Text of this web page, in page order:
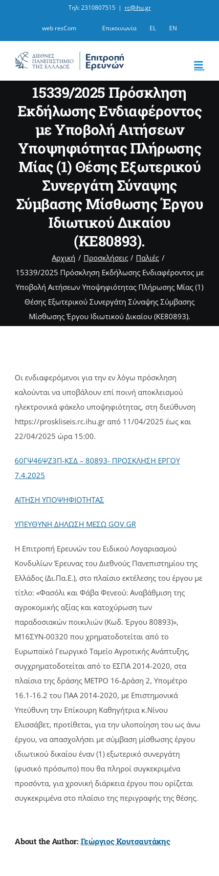
Τηλ: 2310807515 | rc@ihu.gr
web resCom Επικοινωνία EL EN
15339/2025 Πρόσκληση
Εκδήλωσης Ενδιαφέροντος
με Υποβολή Αιτήσεων
Υποψηφιότητας Πλήρωσης
Μίας (1) Θέσης Εξωτερικού
Συνεργάτη Σύναψης
Σύμβασης Μίσθωσης Έργου
Ιδιωτικού Δικαίου
(ΚΕ80893).
Αρχική Προσκλήσεις
Παλιές
15339/2025 Πρόσκληση Εκδήλωσης Ενδιαφέροντος με
Υποβολή Αιτήσεων Υποψηφιότητας Πλήρωσης Μίας (1)
Θέσης Εξωτερικού Συνεργάτη Σύναψης Σύμβασης
Μίσθωσης Έργου Ιδιωτικού Δικαίου (ΚΕ80893).
Οι ενδιαφερόμενοι για την εν λόγω πρόσκληση
καλούνται να υποβάλουν επί ποινή αποκλεισμού
ηλεκτρονικά φάκελο υποψηφιότητας, στη διεύθυνση
https://proskliseis.rc.ihu.gr από 11/04/2025 έως και
22/04/2025 ώρα 15:00.
60ΓΨ46ΨΖ3Π-ΚΣΔ – 80893- ΠΡΟΣΚΛΗΣΗ ΕΡΓΟΥ
7.4.2025
ΑΙΤΗΣΗ ΥΠΟΨΗΦΙΟΤΗΤΑΣ
ΥΠΕΥΘΥΝΗ ΔΗΛΩΣΗ MΕΣΩ GOV.GR
Η Επιτροπή Ερευνών του Ειδικού Λογαριασμού
Κονδυλίων Έρευνας του Διεθνούς Πανεπιστημίου της
Ελλάδος (Δι.Πα.Ε.), στο πλαίσιο εκτέλεσης του έργου με
τίτλο: «Φασόλι και Φάβα Φενεού: Αναβάθμιση της
αγροκομικής αξίας και κατοχύρωση των
παραδοσιακών ποικιλιών (Κωδ. Έργου 80893)»,
Μ16ΣΥΝ-00320 που χρηματοδοτείται από το
Ευρωπαϊκό Γεωργικό Ταμείο Αγροτικής Ανάπτυξης,
συγχρηματοδοτείται από το ΕΣΠΑ 2014-2020, στα
πλαίσια της δράσης ΜΕΤΡΟ 16-Δράση 2, Υπομέτρο
16.1-16.2 του ΠΑΑ 2014-2020, με Επιστημονικά
Υπεύθυνη την Επίκουρη Καθηγήτρια κ.Νίνου
Ελισσάβετ, προτίθεται, για την υλοποίηση του ως άνω
έργου, να απασχολήσει με σύμβαση μίσθωσης έργου
ιδιωτικού δικαίου έναν (1) εξωτερικό συνεργάτη
(φυσικό πρόσωπο) που θα πληροί συγκεκριμένα
προσόντα, για χρονική διάρκεια έργου που ορίζεται
συγκεκριμένα στο πλαίσιο της περιγραφής της θέσης.
About the Author: Γεώργιος Κουτσαυτάκης